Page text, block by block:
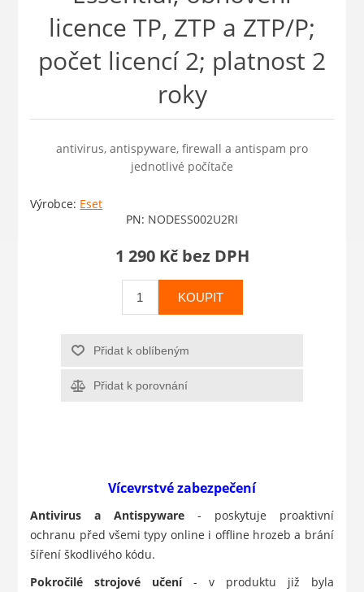
licence TP, ZTP a ZTP/P;
počet licencí 2; platnost 2
roky
antivirus, antispyware, firewall a antispam pro
jednotlivé počítače
Výrobce: Eset
PN: NODESS002U2RI
1 290 Kč bez DPH
KOUPIT
Přidat k oblíbeným
Přidat k porovnání
Vícevrstvé zabezpečení
Antivirus a Antispyware - poskytuje proaktivní
ochranu před všemi typy online i offline hrozeb a brání
šíření škodlivého kódu.
Pokročilé strojové učení- v produktu již byla